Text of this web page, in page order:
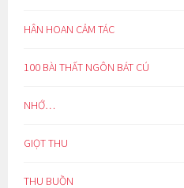
HÂN HOAN CẢM TÁC
100 BÀI THẤT NGÔN BÁT CÚ
NHỚ…
GIỌT THU
THU BUỒN